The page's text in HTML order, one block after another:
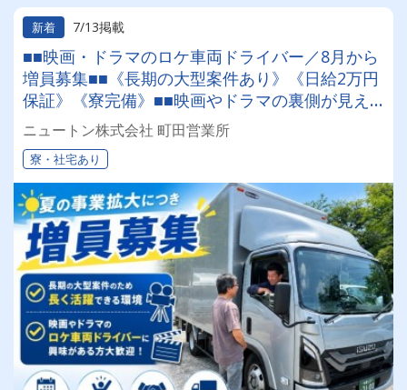
新着 7/13掲載
■■映画・ドラマのロケ車両ドライバー／8月から
増員募集■■《長期の大型案件あり》《日給2万円
保証》《寮完備》■■映画やドラマの裏側が見え
る⁉注目のレア求人■■
ニュートン株式会社 町田営業所
寮・社宅あり